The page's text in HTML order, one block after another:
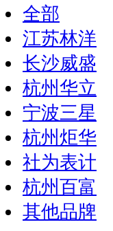
全部
江苏林洋
长沙威盛
杭州华立
宁波三星
杭州炬华
社为表计
杭州百富
其他品牌